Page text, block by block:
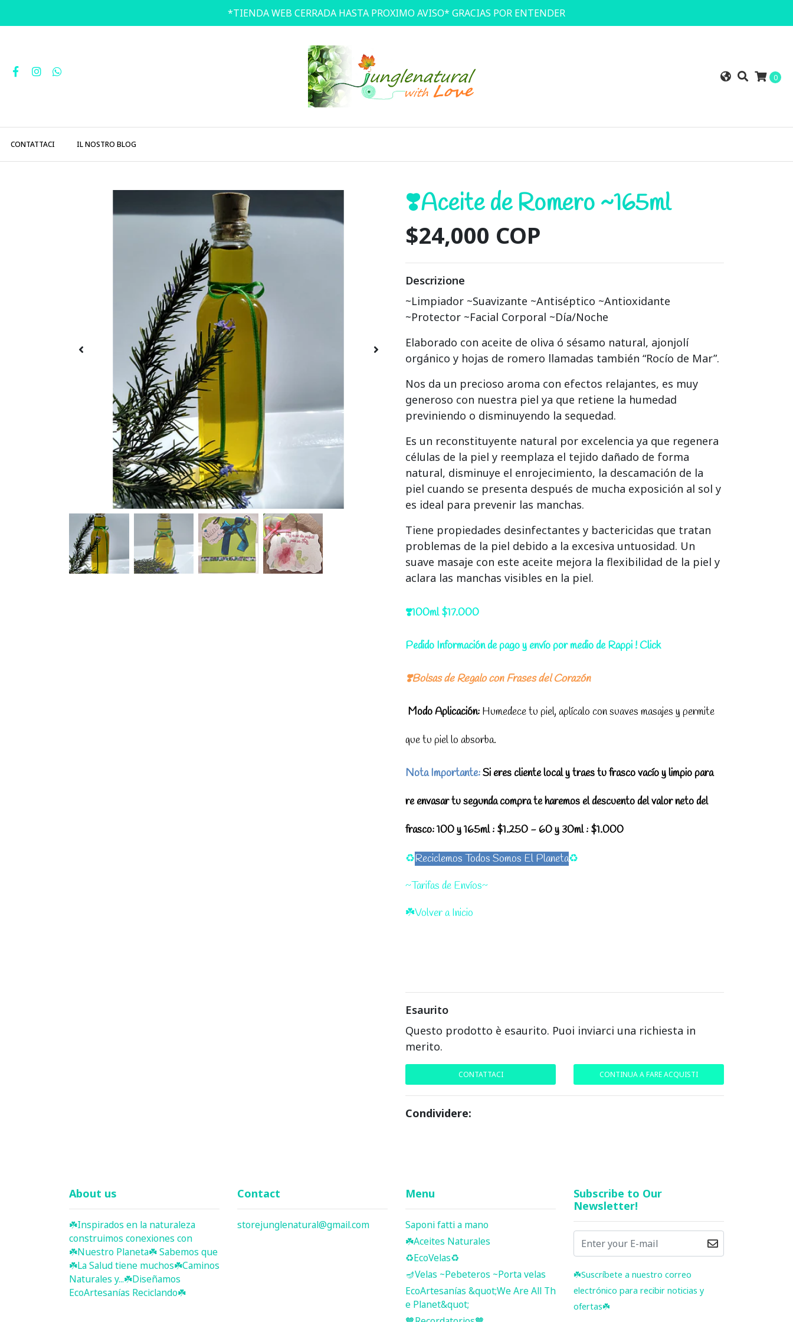
*TIENDA WEB CERRADA HASTA PROXIMO AVISO* GRACIAS POR ENTENDER
0
CONTATTACI IL NOSTRO BLOG
❣️Aceite de Romero ~165ml
$24,000 COP
Descrizione
~Limpiador ~Suavizante ~Antiséptico ~Antioxidante
~Protector ~Facial Corporal ~Día/Noche
Elaborado con aceite de oliva ó sésamo natural, ajonjolí
orgánico y hojas de romero llamadas también “Rocío de Mar”.
Nos da un precioso aroma con efectos relajantes, es muy
generoso con nuestra piel ya que retiene la humedad
previniendo o disminuyendo la sequedad.
Es un reconstituyente natural por excelencia ya que regenera
células de la piel y reemplaza el tejido dañado de forma
natural, disminuye el enrojecimiento, la descamación de la
piel cuando se presenta después de mucha exposición al sol y
es ideal para prevenir las manchas.
Tiene propiedades desinfectantes y bactericidas que tratan
problemas de la piel debido a la excesiva untuosidad. Un
suave masaje con este aceite mejora la flexibilidad de la piel y
aclara las manchas visibles en la piel.
❣️100ml $17.000
Pedido Información de pago y envío por medio de Rappi ! Click
❣️Bolsas de Regalo con Frases del Corazón
Modo Aplicación: Humedece tu piel, aplícalo con suaves masajes y permite
que tu piel lo absorba.
Nota Importante:Si eres cliente local y traes tu frasco vacío y limpio para
re envasar tu segunda compra te haremos el descuento del valor neto del
frasco:100 y 165ml : $1.250 - 60 y 30ml : $1.000
♻️Reciclemos Todos Somos El Planeta♻️
~Tarifas de Envíos~
☘️Volver a Inicio
Esaurito
Questo prodotto è esaurito. Puoi inviarci una richiesta in
merito.
CONTATTACI CONTINUA A FARE ACQUISTI
Condividere:
About us
☘️ Inspirados en la naturaleza
construimos conexiones con
☘️ Nuestro Planeta☘️ Sabemos que
☘️La Salud tiene muchos☘️Caminos
Naturales y...☘️Diseñamos
EcoArtesanías Reciclando☘️
Contact
storejunglenatural@gmail.com
Menu
Saponi fatti a mano
☘️ Aceites Naturales
♻️EcoVelas♻️
🪔Velas ~Pebeteros ~Porta velas
EcoArtesanías &quot;We Are All Th
e Planet&quot;
Subscribe to Our
Newsletter!
☘️ Suscríbete a nuestro correo
electrónico para recibir noticias y
ofertas☘️